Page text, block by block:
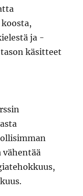
ja -
käsitteet
vähentää